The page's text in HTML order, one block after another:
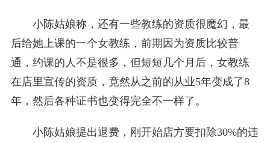
小陈姑娘称，还有一些教练的资质很魔幻，最
后给她上课的一个女教练，前期因为资质比较普
通，约课的人不是很多，但短短几个月后，女教练
在店里宣传的资质，竟然从之前的从业5年变成了8
年，然后各种证书也变得完全不一样了。
小陈姑娘提出退费，刚开始店方要扣除30%的违